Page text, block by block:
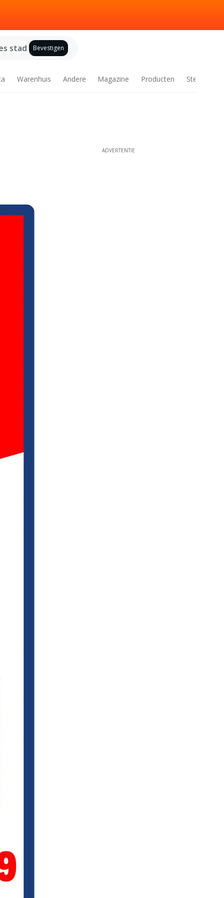
stad Bevestigen
Warenhuis Andere Magazine Producten Steden
ADVERTENTIE